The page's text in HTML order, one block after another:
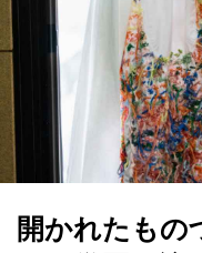
開かれたもの